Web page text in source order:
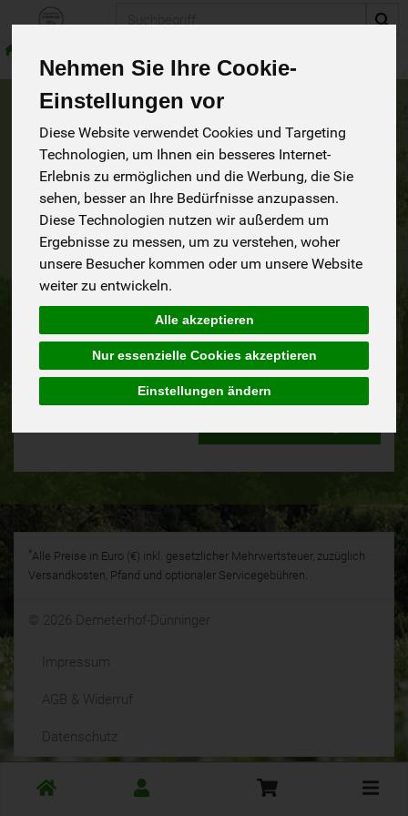
Nehmen Sie Ihre Cookie-
Einstellungen vor
Diese Website verwendet Cookies und Targeting
Technologien, um Ihnen ein besseres Internet-
Erlebnis zu ermöglichen und die Werbung, die Sie
sehen, besser an Ihre Bedürfnisse anzupassen.
Diese Technologien nutzen wir außerdem um
Ergebnisse zu messen, um zu verstehen, woher
unsere Besucher kommen oder um unsere Website
weiter zu entwickeln.
Alle akzeptieren
Nur essenzielle Cookies akzeptieren
Einstellungen ändern
Bitte tragen Sie hier Ihre E-Mail-Adresse ein. Wir senden
Ihnen umgehend einen Link zu, über den Sie Ihre E-Mail-
Adresse verifizieren und ein neues Passwort vergeben
können.
Bitte kontrollieren Sie auch den SPAM-Ordner Ihres E-Mail-
Postfaches.
Sollten Sie bei uns noch kein registrierter Shop-Kunde sein,
melden Sie sich bitte zuerst als Neukunde an oder
E-Mail / Benutzername
*Alle Preise in Euro (€) inkl. gesetzlicher Mehrwertsteuer, zuzüglich
Versandkosten, Pfand und optionaler Servicegebühren.
© 2026 Demeterhof-Dünninger
Impressum
AGB & Widerruf
Datenschutz
Toggle